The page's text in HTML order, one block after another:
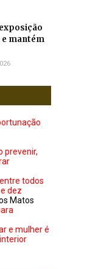
e mantém
prevenir,
todos
dez
Matos
e mulher é